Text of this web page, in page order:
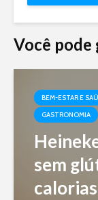
Você pode
BEM-ESTAR E
GASTRONOMIA
sem
calorias